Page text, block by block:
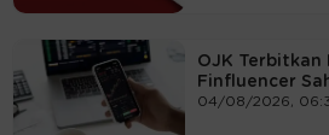
OJK Terbitkan
Finfluencer
04/08/2026,